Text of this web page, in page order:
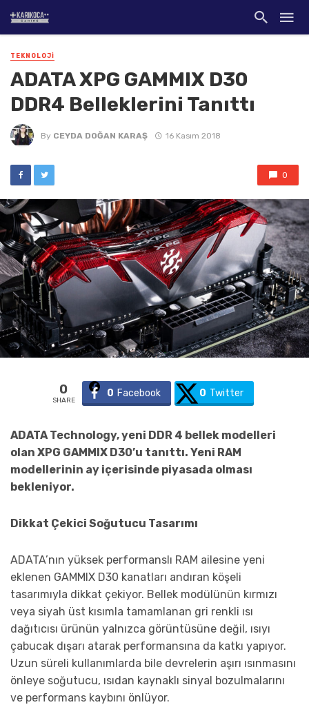
TEKNOLOJI
ADATA XPG GAMMIX D30
DDR4 Belleklerini Tanıttı
By CEYDA DOĞAN KARAŞ 16 Kasım 2018
0
0
SHARE
0 Facebook 0 Twitter
ADATA Technology, yeni DDR 4 bellek modelleri
olan XPG GAMMIX D30’u tanıttı. Yeni RAM
modellerinin ay içerisinde piyasada olması
bekleniyor.
Dikkat Çekici Soğutucu Tasarımı
ADATA’nın yüksek performanslı RAM ailesine yeni
eklenen GAMMIX D30 kanatları andıran köşeli
tasarımıyla dikkat çekiyor. Bellek modülünün kırmızı
veya siyah üst kısımla tamamlanan gri renkli ısı
dağıtıcısı ürünün yalnızca görüntüsüne değil, ısıyı
çabucak dışarı atarak performansına da katkı yapıyor.
Uzun süreli kullanımlarda bile devrelerin aşırı ısınmasını
önleye soğutucu, ısıdan kaynaklı sinyal bozulmalarını
ve performans kaybını önlüyor.